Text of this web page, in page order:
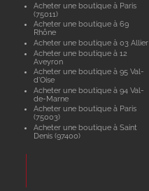
Acheter une boutique à Paris
(75011)
Acheter une boutique à 69
Rhône
Acheter une boutique à 03 Allier
Acheter une boutique à 12
Aveyron
Acheter une boutique à 95 Val-
d'Oise
Acheter une boutique à 94 Val-
de-Marne
Acheter une boutique à Paris
(75003)
Acheter une boutique à Saint
Denis (97400)